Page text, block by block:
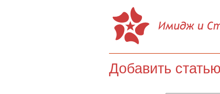
Добавить